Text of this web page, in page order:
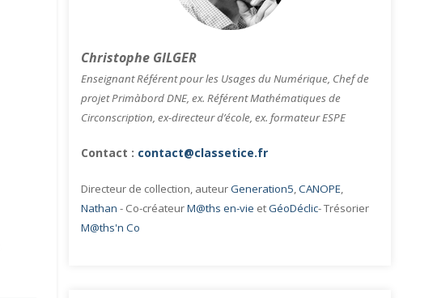
Christophe GILGER
Enseignant Référent pour les Usages du Numérique, Chef de
projet Primàbord DNE, ex. Référent Mathématiques de
Circonscription, ex-directeur d’école, ex. formateur ESPE
Contact : contact@classetice.fr
Directeur de collection, auteurGeneration5,CANOPE,
Nathan - Co-créateurM@ths en-vie etGéoDéclic- Trésorier
M@ths'n Co